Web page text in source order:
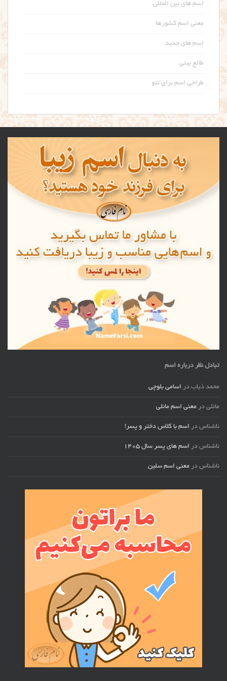
اسم های بین المللی
معنی اسم کشورها
اسم های جدید
طالع بینی
طراحی اسم برای تتو
تبادل نظر درباره اسم
محمد ذیاب در اسامی بلوچی
مانلی در معنی اسم مانلی
ناشناس در اسم با کلاس دختر و پسر!
ناشناس در اسم های پسر سال ۱۴۰۵
ناشناس در معنی اسم سلین